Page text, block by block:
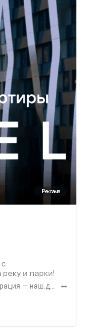
Реклама
и парки!
Застройщик — ООО СЗ «АПД». Проектная декларация — наш.дом.рф. Акция до 28.02.2026. Не оферта. Подробности — Level.ru